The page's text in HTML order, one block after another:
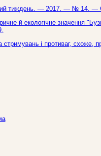
тиждень. — 2017. — № 14. —
й екологічне значення
стримувань і противаг,